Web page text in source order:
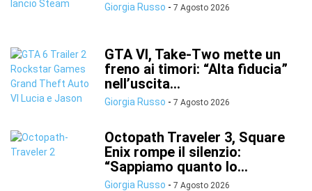
Giorgia Russo - 7 Agosto 2026
GTA VI, Take-Two mette un
freno ai timori: “Alta fiducia”
nell’uscita...
Giorgia Russo - 7 Agosto 2026
Octopath Traveler 3, Square
Enix rompe il silenzio:
“Sappiamo quanto lo...
Giorgia Russo - 7 Agosto 2026